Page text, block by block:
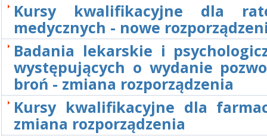
Kursy kwalifikacyjne dla
medycznych - nowe
Badania lekarskie i
występujących o wydanie
broń - zmiana rozporządzenia
Kursy kwalifikacyjne dla
zmiana rozporządzenia